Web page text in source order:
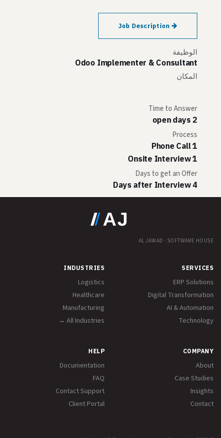
الوظيفة
Odoo Implementer & Consultant
المكان
Time to Answer
2 open days
Process
1 Phone Call
1 Onsite Interview
Days to get an Offer
4 Days after Interview
AL JAWAD · SOFTWARE HOUSE
SERVICES
ERP Solutions
Digital Transformation
AI & Automation
Technology
INDUSTRIES
Logistics
Healthcare
Manufacturing
All Industries →
COMPANY
About
Case Studies
Insights
Contact
HELP
Documentation
FAQ
Contact Support
Client Portal